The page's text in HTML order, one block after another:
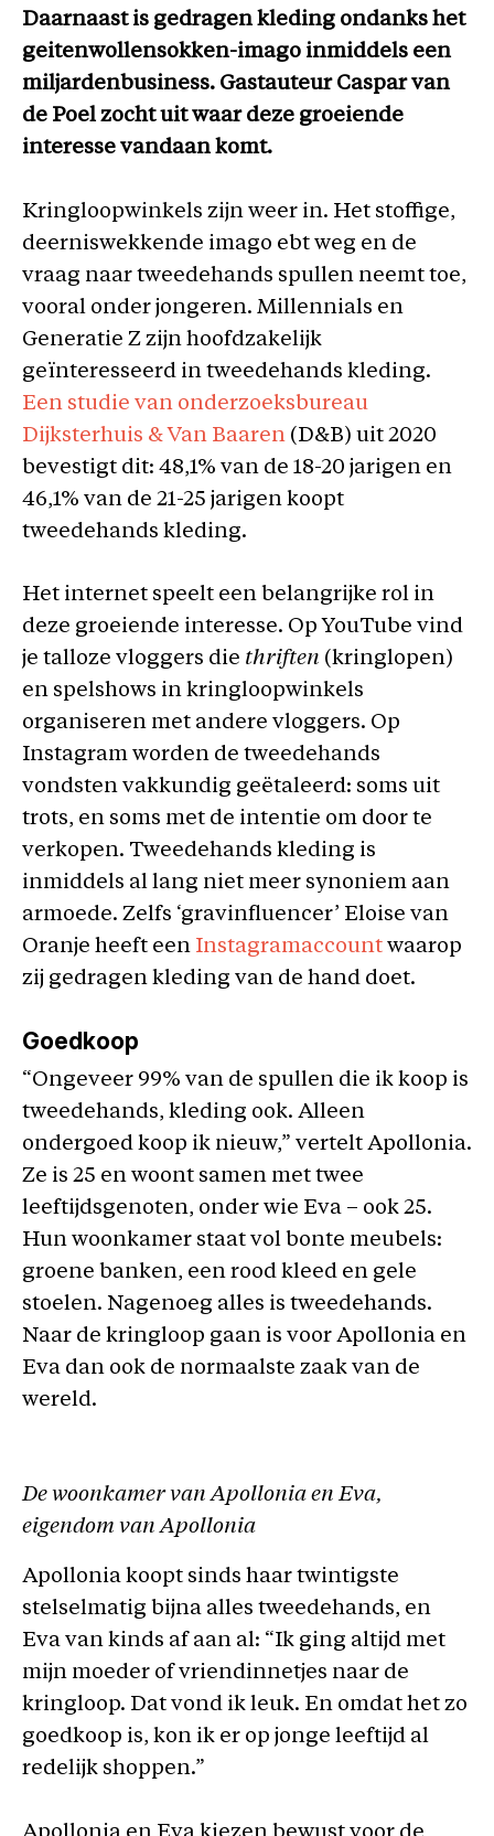
Daarnaast is gedragen kleding ondanks het
geitenwollensokken-imago inmiddels een
miljardenbusiness. Gastauteur Caspar van
de Poel zocht uit waar deze groeiende
interesse vandaan komt.
Kringloopwinkels zijn weer in. Het stoffige,
deerniswekkende imago ebt weg en de
vraag naar tweedehands spullen neemt toe,
vooral onder jongeren. Millennials en
Generatie Z zijn hoofdzakelijk
geïnteresseerd in tweedehands kleding.
Een studie van onderzoeksbureau
Dijksterhuis & Van Baaren (D&B) uit 2020
bevestigt dit: 48,1% van de 18-20 jarigen en
46,1% van de 21-25 jarigen koopt
tweedehands kleding.
Het internet speelt een belangrijke rol in
deze groeiende interesse. Op YouTube vind
je talloze vloggers die thriften (kringlopen)
en spelshows in kringloopwinkels
organiseren met andere vloggers. Op
Instagram worden de tweedehands
vondsten vakkundig geëtaleerd: soms uit
trots, en soms met de intentie om door te
verkopen. Tweedehands kleding is
inmiddels al lang niet meer synoniem aan
armoede. Zelfs ‘gravinfluencer’ Eloise van
Oranje heeft een Instagramaccount waarop
zij gedragen kleding van de hand doet.
Goedkoop
“Ongeveer 99% van de spullen die ik koop is
tweedehands, kleding ook. Alleen
ondergoed koop ik nieuw,” vertelt Apollonia.
Ze is 25 en woont samen met twee
leeftijdsgenoten, onder wie Eva – ook 25.
Hun woonkamer staat vol bonte meubels:
groene banken, een rood kleed en gele
stoelen. Nagenoeg alles is tweedehands.
Naar de kringloop gaan is voor Apollonia en
Eva dan ook de normaalste zaak van de
wereld.
De woonkamer van Apollonia en Eva,
eigendom van Apollonia
Apollonia koopt sinds haar twintigste
stelselmatig bijna alles tweedehands, en
Eva van kinds af aan al: “Ik ging altijd met
mijn moeder of vriendinnetjes naar de
kringloop. Dat vond ik leuk. En omdat het zo
goedkoop is, kon ik er op jonge leeftijd al
redelijk shoppen.”